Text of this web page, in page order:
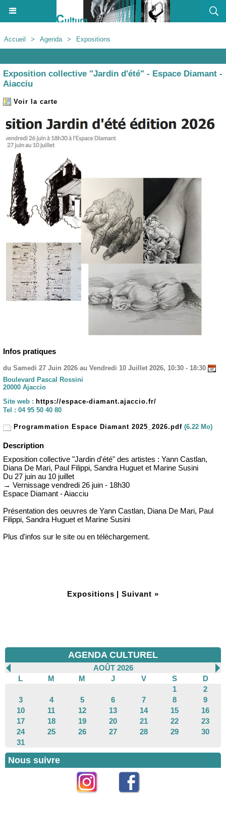
Accueil > Agenda > Expositions
Exposition collective "Jardin d'été" - Espace Diamant -
Aiacciu
Voir la carte
Infos pratiques
du Samedi 27 Juin 2026 au Vendredi 10 Juillet 2026, 10:30 - 18:30
Boulevard Pascal Rossini
20000 Ajaccio
Site web : https://espace-diamant.ajaccio.fr/
Tel : 04 95 50 40 80
Programmation Espace Diamant 2025_2026.pdf (6.22 Mo)
Description
Exposition collective "Jardin d'été" des artistes : Yann Castlan,
Diana De Mari, Paul Filippi, Sandra Huguet et Marine Susini
Du 27 juin au 10 juillet
→ Vernissage vendredi 26 juin - 18h30
Espace Diamant - Aiacciu
Présentation des oeuvres de Yann Castlan, Diana De Mari, Paul
Filippi, Sandra Huguet et Marine Susini
Plus d'infos sur le site ou en téléchargement.
Expositions | Suivant »
AGENDA CULTUREL
AOÛT 2026
L
M M J V S
D
1
2
3
4 5 6 7 8
9
10
11 12 13 14 15
16
17
18 19 20 21 22
23
24
25 26 27 28 29
30
31
Nous suivre